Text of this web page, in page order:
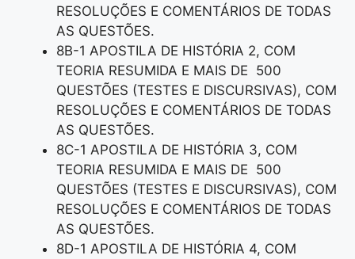
RESOLUÇÕES E COMENTÁRIOS DE TODAS
AS QUESTÕES.
8B-1 APOSTILA DE HISTÓRIA 2, COM
TEORIA RESUMIDA E MAIS DE 500
QUESTÕES (TESTES E DISCURSIVAS), COM
RESOLUÇÕES E COMENTÁRIOS DE TODAS
AS QUESTÕES.
8C-1 APOSTILA DE HISTÓRIA 3, COM
TEORIA RESUMIDA E MAIS DE 500
QUESTÕES (TESTES E DISCURSIVAS), COM
RESOLUÇÕES E COMENTÁRIOS DE TODAS
AS QUESTÕES.
8D-1 APOSTILA DE HISTÓRIA 4, COM